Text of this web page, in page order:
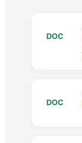
DOC
DOC